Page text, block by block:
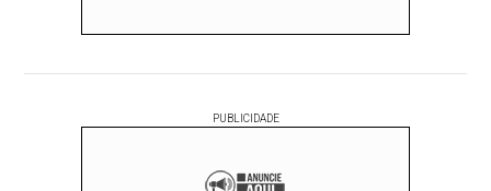
PUBLICIDADE